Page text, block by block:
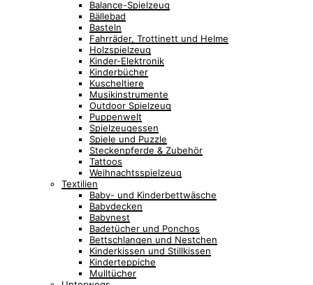
Balance-Spielzeug
Bällebad
Basteln
Fahrräder, Trottinett und Helme
Holzspielzeug
Kinder-Elektronik
Kinderbücher
Kuscheltiere
Musikinstrumente
Outdoor Spielzeug
Puppenwelt
Spielzeugessen
Spiele und Puzzle
Steckenpferde & Zubehör
Tattoos
Weihnachtsspielzeug
Textilien
Baby- und Kinderbettwäsche
Babydecken
Babynest
Badetücher und Ponchos
Bettschlangen und Nestchen
Kinderkissen und Stillkissen
Kinderteppiche
Mulltücher